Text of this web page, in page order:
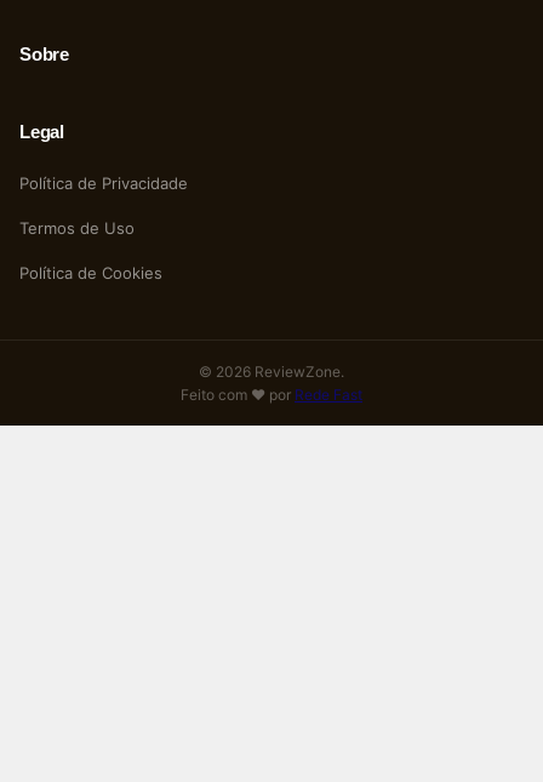
Sobre
Legal
Política de Privacidade
Termos de Uso
Política de Cookies
© 2026 ReviewZone.
Feito com ❤️ por Rede Fast